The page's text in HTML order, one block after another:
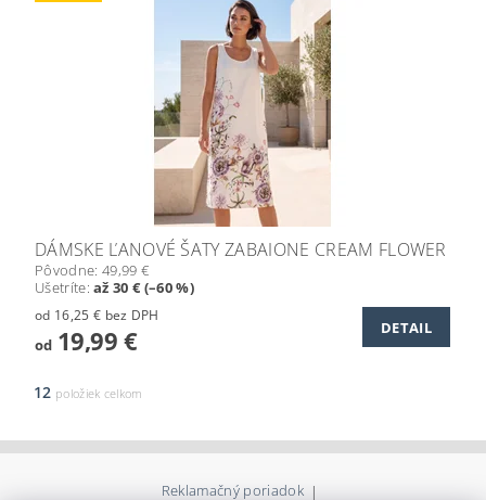
DÁMSKE ĽANOVÉ ŠATY ZABAIONE CREAM FLOWER
Pôvodne: 49,99 €
Ušetríte:až 30 € (–60 %)
od 16,25 € bez DPH
od19,99 € DETAIL
12 položiek celkom
Reklamačný poriadok |